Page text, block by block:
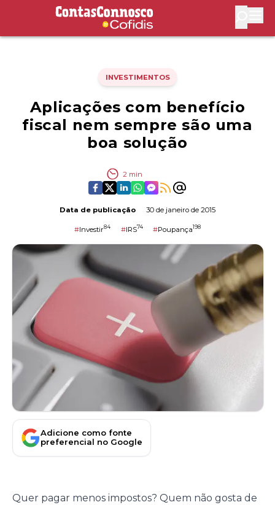
Contas Connosco by Cofidis
INVESTIMENTOS
Aplicações com benefício
fiscal nem sempre são uma
boa solução
2 min
Data de publicação 30 de janeiro de 2015
#Investir84 #IRS74 #Poupança198
Adicione como fonte
preferencial no Google
Quer pagar menos impostos? Quem não gosta de